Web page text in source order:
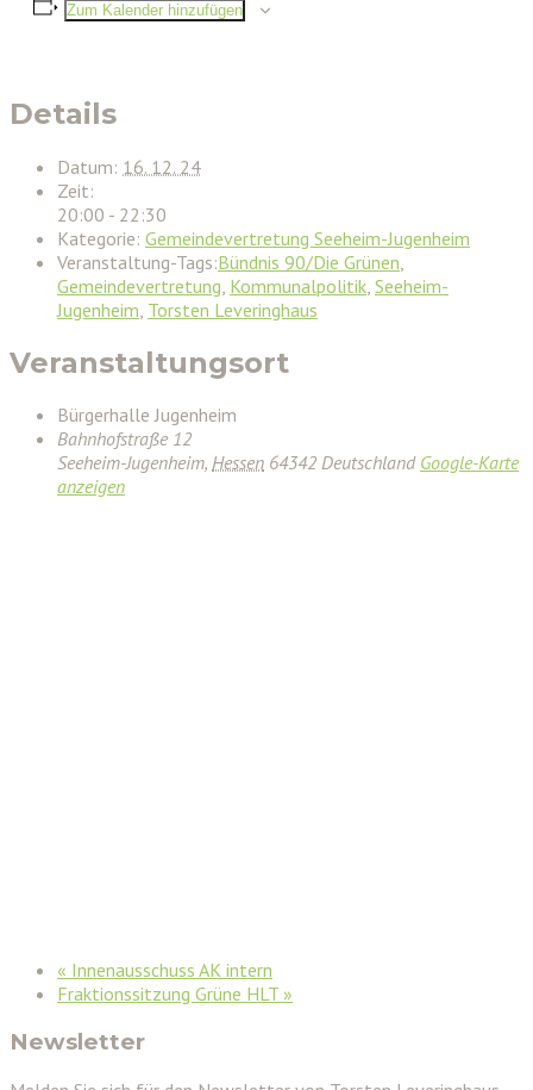
Zum Kalender hinzufügen
Details
Datum: 16. 12. 24
Zeit:
20:00 - 22:30
Kategorie: Gemeindevertretung Seeheim-Jugenheim
Veranstaltung-Tags:Bündnis 90/Die Grünen
Gemeindevertretung Kommunalpolitik Seeheim-
Jugenheim Torsten Leveringhaus
Veranstaltungsort
Bürgerhalle Jugenheim
Bahnhofstraße 12
Seeheim-Jugenheim, Hessen 64342 Deutschland Google-Karte
anzeigen
« Innenausschuss AK intern
Fraktionssitzung Grüne HLT »
Newsletter